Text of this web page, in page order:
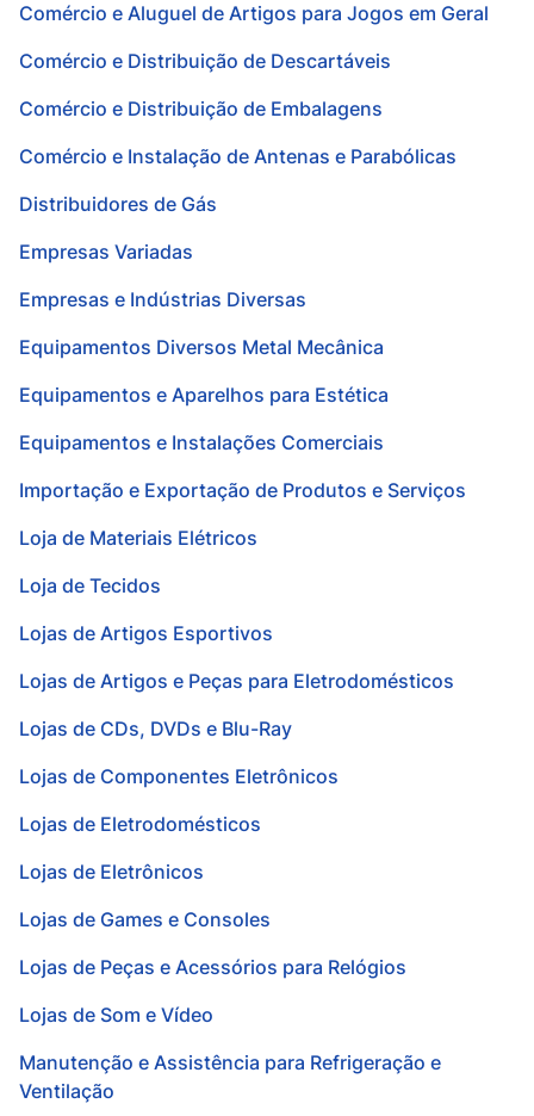
Comércio e Aluguel de Artigos para Jogos em Geral
Comércio e Distribuição de Descartáveis
Comércio e Distribuição de Embalagens
Comércio e Instalação de Antenas e Parabólicas
Distribuidores de Gás
Empresas Variadas
Empresas e Indústrias Diversas
Equipamentos Diversos Metal Mecânica
Equipamentos e Aparelhos para Estética
Equipamentos e Instalações Comerciais
Importação e Exportação de Produtos e Serviços
Loja de Materiais Elétricos
Loja de Tecidos
Lojas de Artigos Esportivos
Lojas de Artigos e Peças para Eletrodomésticos
Lojas de CDs, DVDs e Blu-Ray
Lojas de Componentes Eletrônicos
Lojas de Eletrodomésticos
Lojas de Eletrônicos
Lojas de Games e Consoles
Lojas de Peças e Acessórios para Relógios
Lojas de Som e Vídeo
Manutenção e Assistência para Refrigeração e
Ventilação